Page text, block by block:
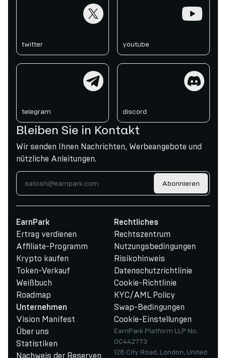
twitter youtube
telegram discord
Bleiben Sie in Kontakt
Wir senden Ihnen Nachrichten, Werbeangebote und
nützliche Anleitungen.
Abonnieren
EarnPark
Ertrag verdienen
Affiliate-Programm
Krypto kaufen
Token-Verkauf
Weißbuch
Roadmap
Unternehmen
Vision Manifest
Über uns
Statistiken
Nachweis der Reserven
Rechtliches
Rechtszentrum
Nutzungsbedingungen
Risikohinweis
Datenschutzrichtlinie
Cookie-Richtlinie
KYC/AML Policy
Swap-Bedingungen
Cookie-Einstellungen
EarnPark Platform LLP No.
OC442773
128 City Road, London, United